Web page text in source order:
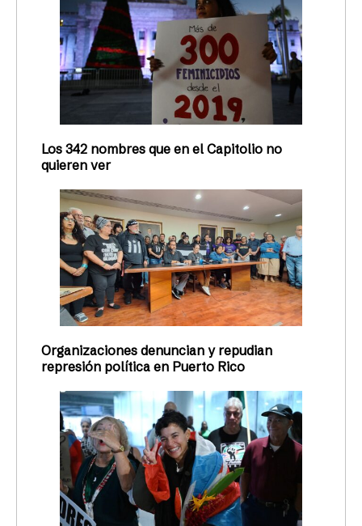
Los 342 nombres que en el Capitolio no
quieren ver
Organizaciones denuncian y repudian
represión política en Puerto Rico